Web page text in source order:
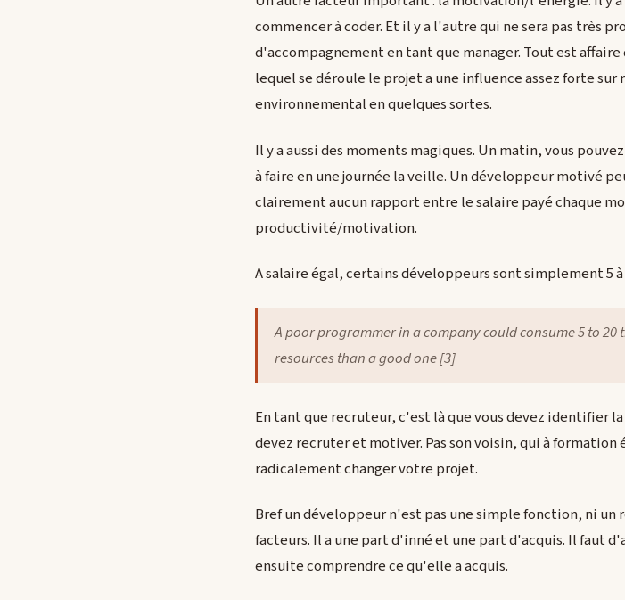
commencer à coder. Et il y a l'autre qui ne sera pas très
d'accompagnement en tant que manager. Tout est
lequel se déroule le projet a une influence assez forte
environnemental en quelques sortes.
Il y a aussi des moments magiques. Un matin, vous
à faire en une journée la veille. Un développeur motivé
clairement aucun rapport entre le salaire payé chaque
productivité/motivation.
A salaire égal, certains développeurs sont simplement 5
A poor programmer in a company could consume 5 to
resources than a good one [3]
En tant que recruteur, c'est là que vous devez identifier
devez recruter et motiver. Pas son voisin, qui à
radicalement changer votre projet.
Bref un développeur n'est pas une simple fonction, ni
facteurs. Il a une part d'inné et une part d'acquis. Il faut
ensuite comprendre ce qu'elle a acquis.